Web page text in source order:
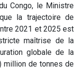
Congo, le Ministre
la trajectoire de
2021 et 2025 est
maîtrise de la
globale de la
million de tonnes de